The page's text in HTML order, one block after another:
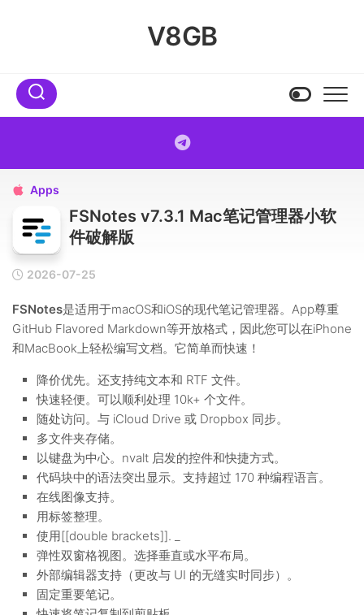
V8GB
 Apps
FSNotes v7.3.1 Mac笔记管理器小软
件破解版
2026-07-25
FSNotes是适用于macOS和iOS的现代笔记管理器。App尊重
GitHub Flavored Markdown等开放格式，因此您可以在iPhone
和MacBook上轻松编写文档。它简单而快速！
降价优先。还支持纯文本和 RTF 文件。
快速轻便。可以顺利处理 10k+ 个文件。
随处访问。与 iCloud Drive 或 Dropbox 同步。
多文件夹存储。
以键盘为中心。nvalt 启发的控件和快捷方式。
代码块中的语法突出显示。支持超过 170 种编程语言。
在线图像支持。
用标签整理。
使用[[double brackets]]. _
弹性双窗格视图。选择垂直或水平布局。
外部编辑器支持（更改与 UI 的无缝实时同步）。
固定重要笔记。